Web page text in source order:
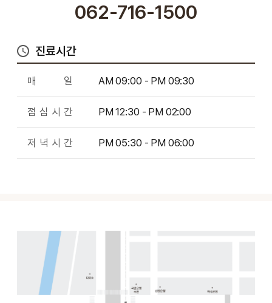
062-716-1500
진료시간
매 일 AM 09:00 - PM 09:30
점 심 시 간 PM 12:30 - PM 02:00
저 녁 시 간 PM 05:30 - PM 06:00